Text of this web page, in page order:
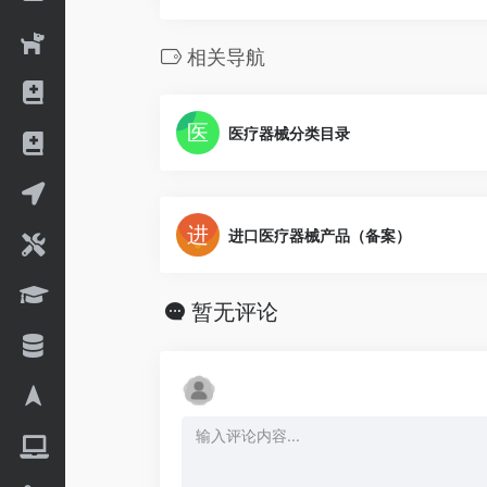
相关导航
医疗器械分类目录
进口医疗器械产品（备案）
暂无评论